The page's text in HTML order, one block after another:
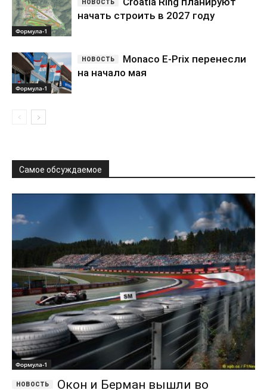
Формула-1
начать строить в 2027 году
Формула-1
Monaco E-Prix перенесли
на начало мая
Самое обсуждаемое
Формула-1
Окон и Берман вышли во